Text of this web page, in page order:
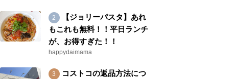
【ジョリーパスタ】あれ
もこれも無料！！平日ランチ
が、お得すぎた！！
happydaimama
コストコの返品方法につ